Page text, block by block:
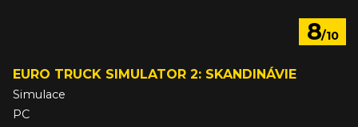
8/10
EURO TRUCK SIMULATOR 2: SKANDINÁVIE
Simulace
PC